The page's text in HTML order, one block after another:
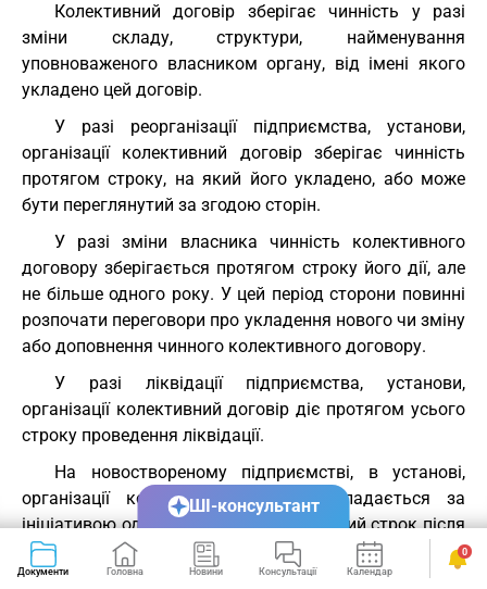
Колективний договір зберігає чинність у разі
зміни складу, структури, найменування
уповноваженого власником органу, від імені якого
укладено цей договір.
У разі реорганізації підприємства, установи,
організації колективний договір зберігає чинність
протягом строку, на який його укладено, або може
бути переглянутий за згодою сторін.
У разі зміни власника чинність колективного
договору зберігається протягом строку його дії, але
не більше одного року. У цей період сторони повинні
розпочати переговори про укладення нового чи зміну
або доповнення чинного колективного договору.
У разі ліквідації підприємства, установи,
організації колективний договір діє протягом усього
строку проведення ліквідації.
На новоствореному підприємстві, в установі,
організації колективний договір укладається за
ініціативою однієї із сторін у тримісячний строк після
реєстрації підприємства, установи, організації, якщо
законодавством передбачено реєстрацію, або після
Документи Головна Новини Консультації Календар Сервіси
0
ШІ-консультант